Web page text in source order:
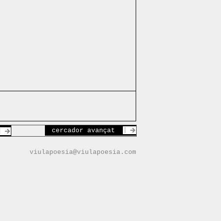
cercador avançat
viulapoesia@viulapoesia.com